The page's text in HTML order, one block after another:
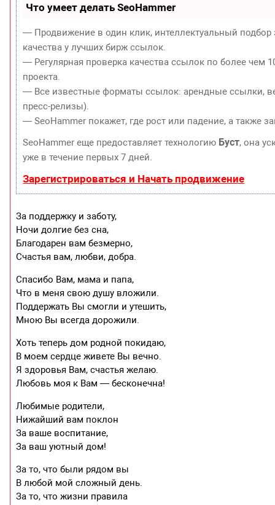
Что умеет делать SeoHammer
— Продвижение в один клик, интеллектуальный
качества у лучших бирж ссылок.
— Регулярная проверка качества ссылок по более чем
проекта.
— Все известные форматы ссылок: арендные ссылки,
пресс-релизы).
— SeoHammer покажет, где рост или падение, а также
SeoHammer еще предоставляет технологию Буст, она
уже в течение первых 7 дней.
Зарегистрироваться и Начать продвижение
За поддержку и заботу,
Ночи долгие без сна,
Благодарен вам безмерно,
Счастья вам, любви, добра.
Спасибо Вам, мама и папа,
Что в меня свою душу вложили.
Поддержать Вы смогли и утешить,
Мною Вы всегда дорожили.
Хоть теперь дом родной покидаю,
В моем сердце живете Вы вечно.
Я здоровья Вам, счастья желаю.
Любовь моя к Вам — бесконечна!
Любимые родители,
Нижайший вам поклон
За ваше воспитание,
За ваш уютный дом!
За то, что были рядом вы
В любой мой сложный день.
За то, что жизни правила